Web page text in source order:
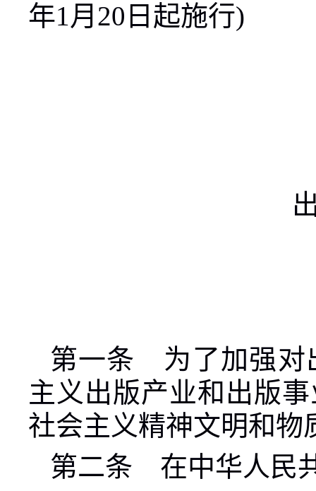
年1月 20 日起施行)
第一条 为了加强对
主义出版产业和出版
社会主义精神文明和物
第二条 在中华人民